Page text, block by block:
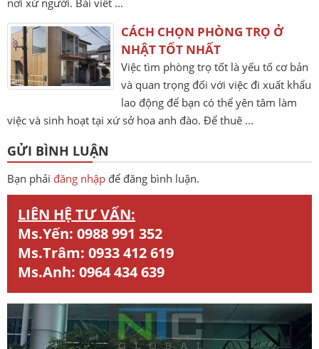
nơi xứ người. Bài viết ...
CÁCH CHỌN PHÒNG TRỌ Ở
NHẬT TỐT NHẤT
Việc tìm phòng trọ tốt là yếu tố cơ bản
và quan trọng đối với việc đi xuất khẩu
lao động để bạn có thể yên tâm làm
việc và sinh hoạt tại xứ sở hoa anh đào. Để thuê ...
GỬI BÌNH LUẬN
Bạn phải đăng nhập để đăng bình luận.
LIÊN HỆ TƯ VẤN:
Ms.Yến: 0988 991 352
Ms.Trâm: 0933 412 619
Ms.Anh: 0964 434 639